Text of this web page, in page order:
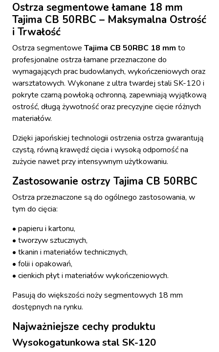
Ostrza segmentowe łamane 18 mm
Tajima CB 50RBC – Maksymalna Ostrość
i Trwałość
Ostrza segmentowe Tajima CB 50RBC 18 mm to
profesjonalne ostrza łamane przeznaczone do
wymagających prac budowlanych, wykończeniowych oraz
warsztatowych. Wykonane z ultra twardej stali SK-120 i
pokryte czarną powłoką ochronną, zapewniają wyjątkową
ostrość, długą żywotność oraz precyzyjne cięcie różnych
materiałów.
Dzięki japońskiej technologii ostrzenia ostrza gwarantują
czystą, równą krawędź cięcia i wysoką odporność na
zużycie nawet przy intensywnym użytkowaniu.
Zastosowanie ostrzy Tajima CB 50RBC
Ostrza przeznaczone są do ogólnego zastosowania, w
tym do cięcia:
• papieru i kartonu,
• tworzyw sztucznych,
• tkanin i materiałów technicznych,
• folii i opakowań,
• cienkich płyt i materiałów wykończeniowych.
Pasują do większości noży segmentowych 18 mm
dostępnych na rynku.
Najważniejsze cechy produktu
Wysokogatunkowa stal SK-120